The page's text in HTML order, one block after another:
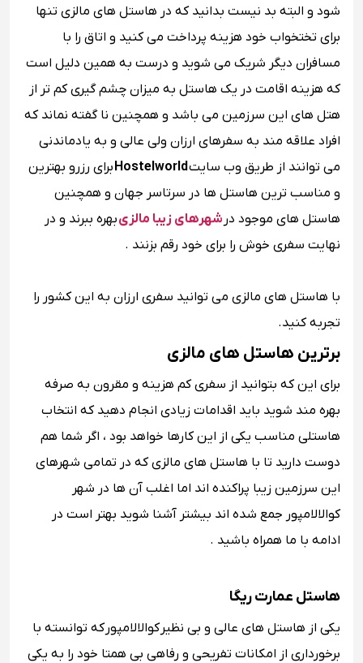
شود و البته بد نیست بدانید که در هاستل های مالزی تنها
برای تختخواب خود هزینه پرداخت می کنید و اتاق را با
مسافران دیگر شریک می شوید و درست به همین دلیل است
که هزینه اقامت در یک هاستل به میزان چشم گیری کم تر از
هتل های این سرزمین می باشد و همچنین نا گفته نماند که
افراد علاقه مند به سفرهای ارزان ولی عالی و به یادماندنی
می توانند از طریق وب سایتHostelworldبرای رزرو بهترین
و مناسب ترین هاستل ها در سرتاسر جهان و همچنین
هاستل های موجود در شهرهای زیبا مالزیبهره ببرند و در
نهایت سفری خوش را برای خود رقم بزنند .
با هاستل های مالزی می توانید سفری ارزان به این کشور را
تجربه کنید.
برترین هاستل های مالزی
برای این که بتوانید از سفری کم هزینه و مقرون به صرفه
بهره مند شوید باید اقدامات زیادی انجام دهید که انتخاب
هاستلی مناسب یکی از این کارها خواهد بود ، اگر شما هم
دوست دارید تا با هاستل های مالزی که در تمامی شهرهای
این سرزمین زیبا پراکنده اند اما اغلب آن ها در شهر
کوالالامپور جمع شده اند بیشتر آشنا شوید بهتر است در
ادامه با ما همراه باشید .
هاستل عمارت ریگا
یکی از هاستل های عالی و بی نظیر کوالالامپور که توانسته با
برخورداری از امکانات تفریحی و رفاهی بی همتا خود را به یکی